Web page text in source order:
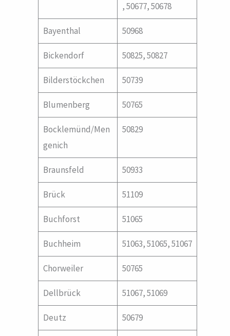
, 50677, 50678
Bayenthal 50968
Bickendorf 50825, 50827
Bilderstöckchen 50739
Blumenberg 50765
Bocklemünd/Men
genich
50829
Braunsfeld 50933
Brück 51109
Buchforst 51065
Buchheim 51063, 51065, 51067
Chorweiler 50765
Dellbrück 51067, 51069
Deutz 50679